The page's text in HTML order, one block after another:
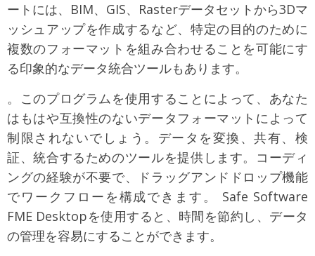
ートには、BIM、GIS、Rasterデータセットから3Dマ
ッシュアップを作成するなど、特定の目的のために
複数のフォーマットを組み合わせることを可能にす
る印象的なデータ統合ツールもあります。
。このプログラムを使用することによって、あなた
はもはや互換性のないデータフォーマットによって
制限されないでしょう。データを変換、共有、検
証、統合するためのツールを提供します。コーディ
ングの経験が不要で、ドラッグアンドドロップ機能
でワークフローを構成できます。 Safe Software
FME Desktopを使用すると、時間を節約し、データ
の管理を容易にすることができます。